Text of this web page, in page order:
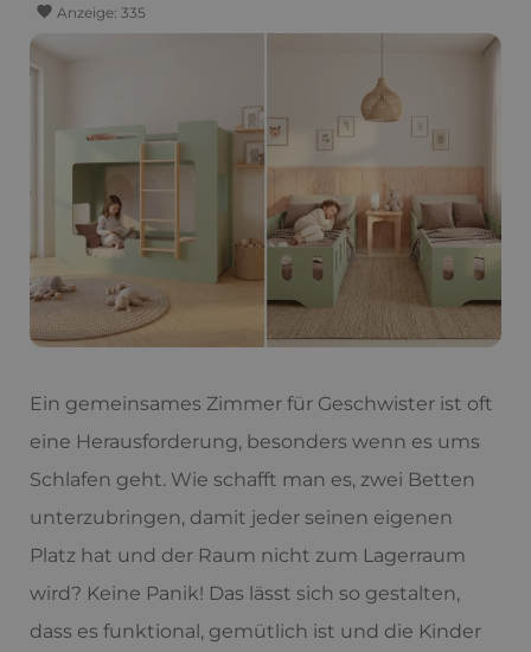
favorite Anzeige: 335
Ein gemeinsames Zimmer für Geschwister ist oft
eine Herausforderung, besonders wenn es ums
Schlafen geht. Wie schafft man es, zwei Betten
unterzubringen, damit jeder seinen eigenen
Platz hat und der Raum nicht zum Lagerraum
wird? Keine Panik! Das lässt sich so gestalten,
dass es funktional, gemütlich ist und die Kinder